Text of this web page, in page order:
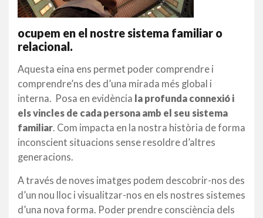
ocupem en el nostre sistema familiar o
relacional.
Aquesta eina ens permet poder comprendre i
comprendre’ns des d’una mirada més global i
interna. Posa en evidència la profunda connexió i
els vincles de cada persona amb el seu sistema
familiar. Com impacta en la nostra història de forma
inconscient situacions sense resoldre d’altres
generacions.
A través de noves imatges podem descobrir-nos des
d’un nou lloc i visualitzar-nos en els nostres sistemes
d’una nova forma. Poder prendre consciència dels